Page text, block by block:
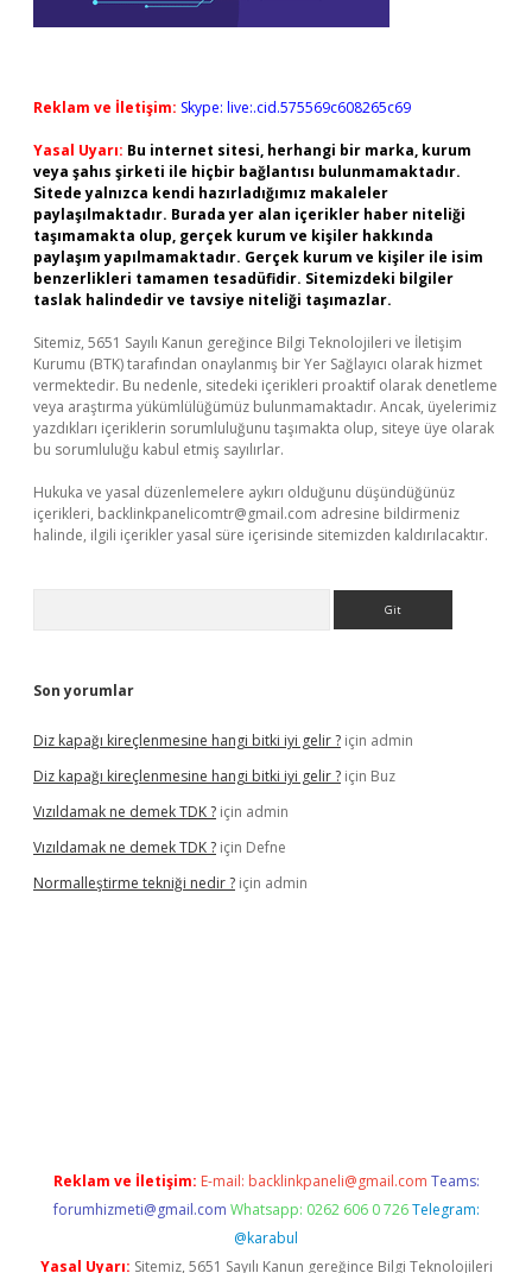
Reklam ve İletişim: Skype: live:.cid.575569c608265c69
Yasal Uyarı: Bu internet sitesi, herhangi bir marka, kurum
veya şahıs şirketi ile hiçbir bağlantısı bulunmamaktadır.
Sitede yalnızca kendi hazırladığımız makaleler
paylaşılmaktadır. Burada yer alan içerikler haber niteliği
taşımamakta olup, gerçek kurum ve kişiler hakkında
paylaşım yapılmamaktadır. Gerçek kurum ve kişiler ile isim
benzerlikleri tamamen tesadüfidir. Sitemizdeki bilgiler
taslak halindedir ve tavsiye niteliği taşımazlar.
Sitemiz, 5651 Sayılı Kanun gereğince Bilgi Teknolojileri ve İletişim
Kurumu (BTK) tarafından onaylanmış bir Yer Sağlayıcı olarak hizmet
vermektedir. Bu nedenle, sitedeki içerikleri proaktif olarak denetleme
veya araştırma yükümlülüğümüz bulunmamaktadır. Ancak, üyelerimiz
yazdıkları içeriklerin sorumluluğunu taşımakta olup, siteye üye olarak
bu sorumluluğu kabul etmiş sayılırlar.
Hukuka ve yasal düzenlemelere aykırı olduğunu düşündüğünüz
içerikleri, backlinkpanelicomtr@gmail.com adresine bildirmeniz
halinde, ilgili içerikler yasal süre içerisinde sitemizden kaldırılacaktır.
Son yorumlar
Diz kapağı kireçlenmesine hangi bitki iyi gelir ? için admin
Diz kapağı kireçlenmesine hangi bitki iyi gelir ? için Buz
Vızıldamak ne demek TDK ? için admin
Vızıldamak ne demek TDK ? için Defne
Normalleştirme tekniği nedir ? için admin
Reklam ve İletişim: E-mail: backlinkpaneli@gmail.com Teams:
forumhizmeti@gmail.com Whatsapp: 0262 606 0 726 Telegram:
@karabul
Yasal Uyarı: Sitemiz, 5651 Sayılı Kanun gereğince Bilgi Teknolojileri